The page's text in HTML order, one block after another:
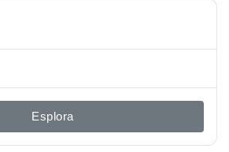
Esplora